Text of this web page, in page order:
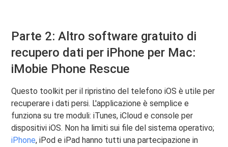
Parte 2: Altro software gratuito di
recupero dati per iPhone per Mac:
iMobie Phone Rescue
Questo toolkit per il ripristino del telefono iOS è utile per
recuperare i dati persi. L'applicazione è semplice e
funziona su tre moduli: iTunes, iCloud e console per
dispositivi iOS. Non ha limiti sui file del sistema operativo;
iPhone, iPod e iPad hanno tutti una partecipazione in